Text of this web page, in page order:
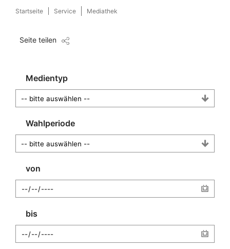
Startseite Service Mediathek
Seite teilen
Medientyp
Wahlperiode
von
bis